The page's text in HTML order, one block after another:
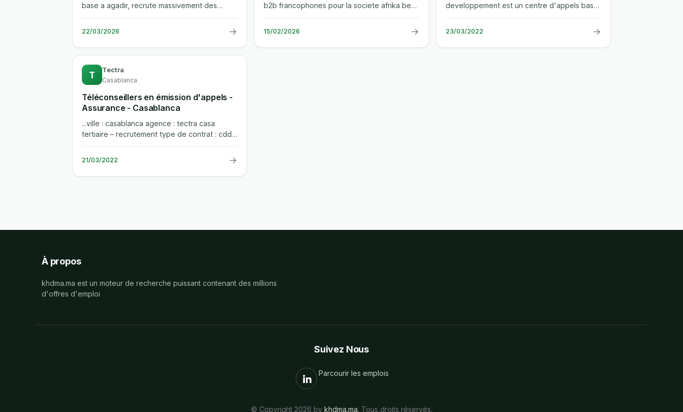
base a agadir, recrute massivement des
televendeurs francophones pour un poste...
22/03/2026 →
b2b francophones pour la societe afrika best,
basee a casablanca. le poste...
15/02/2026 →
developpement est un centre d'appels base
au maroc et actif depuis 2018. notre...
23/03/2022 →
T Tectra
Casablanca
Téléconseillers en émission d'appels -
Assurance - Casablanca
...ville : casablanca agence : tectra casa
tertiaire – recrutement type de contrat : cdd
interim poste : nous sommes a...
21/03/2022 →
À propos
khdma.ma est un moteur de recherche puissant contenant des millions
d'offres d'emploi
Suivez Nous
Parcourir les emplois
© Copyright 2026 by khdma.ma. Tous droits réservés.